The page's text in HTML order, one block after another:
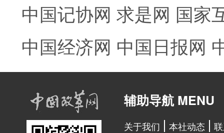
中国记协网 求是网 国家
中国经济网 中国日报网
辅助导航 MENU
关于我们 本社动态